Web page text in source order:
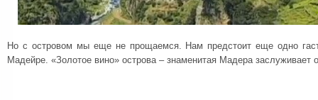
Но с островом мы еще не прощаемся. Нам предстоит еще одно
Мадейре. «Золотое вино» острова – знаменитая Мадера заслуживает